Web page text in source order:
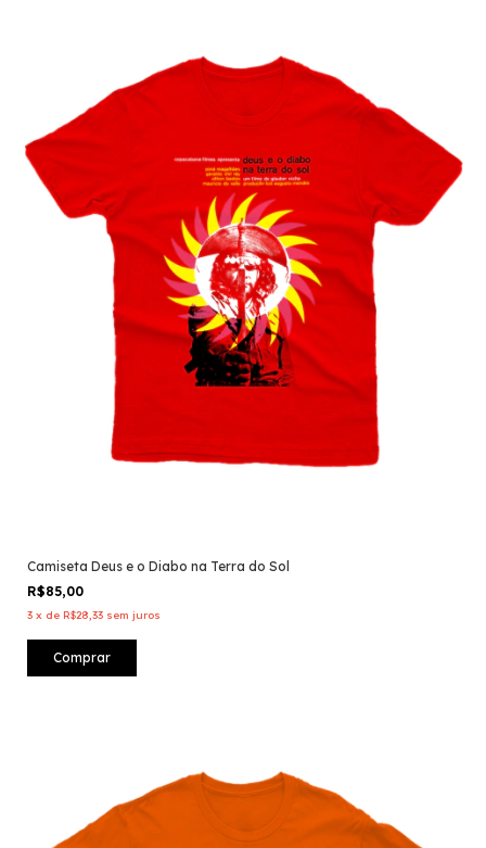
Camiseta Deus e o Diabo na Terra do Sol
R$85,00
3 x de R$28,33 sem juros
Comprar